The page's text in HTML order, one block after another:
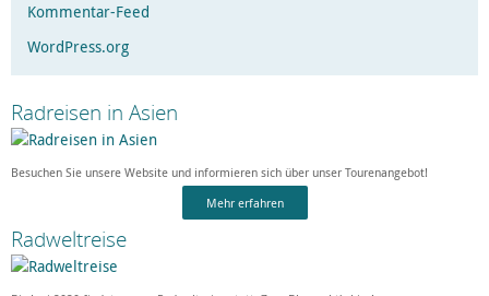
Kommentar-Feed
WordPress.org
Radreisen in Asien
Besuchen Sie unsere Website und informieren sich über unser Tourenangebot!
Mehr erfahren
Radweltreise